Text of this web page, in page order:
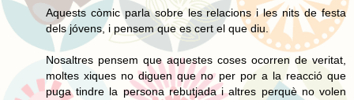
Aquests còmic parla sobre les relacions i les nits de festa
dels jóvens, i pensem que es cert el que diu.
Nosaltres pensem que aquestes coses ocorren de veritat,
moltes xiques no diguen que no per por a la reacció que
puga tindre la persona rebutjada i altres perquè no volen